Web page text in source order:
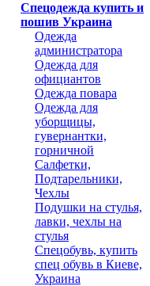
Спецодежда купить и
пошив Украина
Одежда
администратора
Одежда для
официантов
Одежда повара
Одежда для
уборщицы,
гувернантки,
горничной
Салфетки,
Подтарельники,
Чехлы
Подушки на стулья,
лавки, чехлы на
стулья
Спецобувь, купить
спец обувь в Киеве,
Украина